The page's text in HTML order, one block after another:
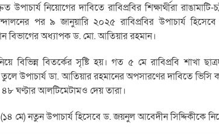
নিয়োগের দাবিতে রাবিপ্রবির শিক্ষার্থীরা
পর ৯ জানুয়ারি ২০২৫ রাবিপ্রবির উপাচার্য হিসেবে
বিভাগের অধ্যাপক ড. মো. আতিয়ার রহমান।
বিভিন্ন বিতর্কের সৃষ্টি হয়। গত ৫ মে রাবিপ্রবি শাখা
উপাচার্য ডা. আতিয়ার রহমানের অপসারণের দাবিতে ভিসি
ঘণ্টার আলটিমেটামও দেয় তারা।
মে) নতুন উপাচার্য হিসেবে ড. জয়নুল আবেদীন সিদ্দিকীকে